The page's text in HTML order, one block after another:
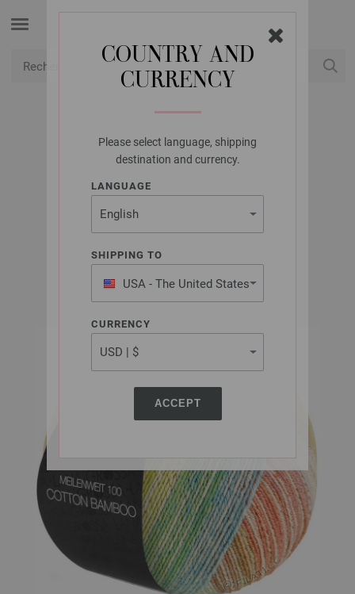
COUNTRY AND
CURRENCY
Please select language, shipping
destination and currency.
LANGUAGE
SHIPPING TO
USA - The United States
of America
CURRENCY
ACCEPT
LANA GROSSA
MEILENWEIT 100G
COTTON BAMBOO
POSITANO